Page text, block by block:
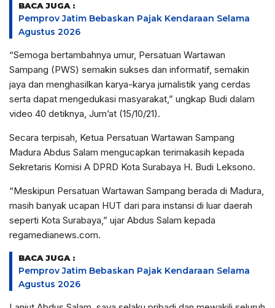
BACA JUGA :
Pemprov Jatim Bebaskan Pajak Kendaraan Selama
Agustus 2026
“Semoga bertambahnya umur, Persatuan Wartawan
Sampang (PWS) semakin sukses dan informatif, semakin
jaya dan menghasilkan karya-karya jurnalistik yang cerdas
serta dapat mengedukasi masyarakat,” ungkap Budi dalam
video 40 detiknya, Jum’at (15/10/21).
Secara terpisah, Ketua Persatuan Wartawan Sampang
Madura Abdus Salam mengucapkan terimakasih kepada
Sekretaris Komisi A DPRD Kota Surabaya H. Budi Leksono.
“Meskipun Persatuan Wartawan Sampang berada di Madura,
masih banyak ucapan HUT dari para instansi di luar daerah
seperti Kota Surabaya,” ujar Abdus Salam kepada
regamedianews.com.
BACA JUGA :
Pemprov Jatim Bebaskan Pajak Kendaraan Selama
Agustus 2026